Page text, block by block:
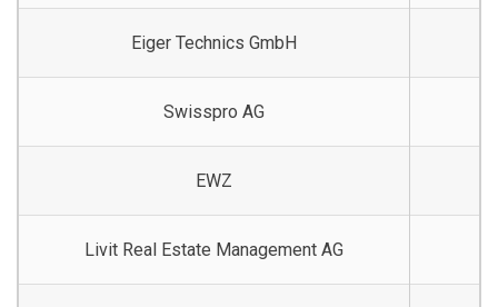
Eiger Technics GmbH
Swisspro AG
EWZ
Livit Real Estate Management AG